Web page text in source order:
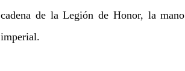
cadena de la Legión de Honor, la
imperial.